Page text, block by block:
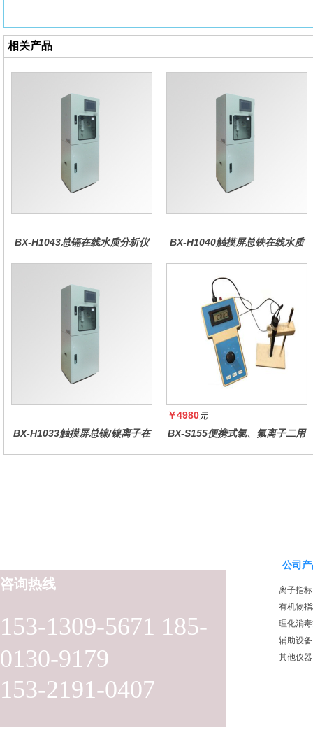
相关产品
BX-H1043总镉在线水质分析仪
BX-H1040触摸屏总铁在线水质
BX-H1033触摸屏总镍/镍离子在
￥4980元
BX-S155便携式氯、氟离子二用
153-1309-5671 185-
0130-9179
153-2191-0407
咨询热线
公司
离子指标
有机物
理化消
辅助设备
其他仪器